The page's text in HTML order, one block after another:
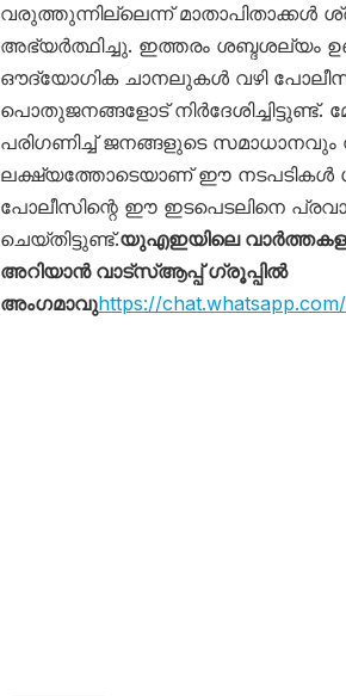
വരുത്തുന്നില്ലെന്ന് മാതാപിതാക്കൾ
അഭ്യർത്ഥിച്ചു. ഇത്തരം ശബ്ദശല്യം
ഔദ്യോഗിക ചാനലുകൾ വഴി
പൊതുജനങ്ങളോട്
പരിഗണിച്ച് ജനങ്ങളുടെ
ലക്ഷ്യത്തോടെയാണ് ഈ നടപടികൾ
പോലീസിന്റെ ഈ ഇടപെടലിനെ
ചെയ്തിട്ടുണ്ട്.യുഎഇയിലെ
അറിയാൻ വാട്സ്ആപ്പ് ഗ്രൂപ്പിൽ
അംഗമാവുhttps://